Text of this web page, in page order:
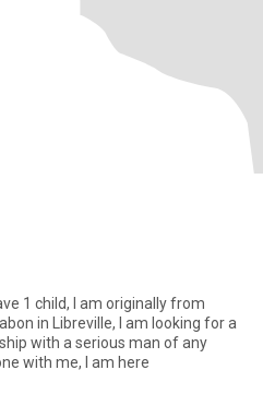
1 child, I am originally from
in Libreville, I am looking for a
with a serious man of any
with me, I am here